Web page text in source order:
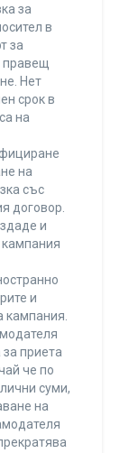
за
в
за
правещ
Нет
срок в
на
на
със
договор.
и
и
кампания.
приета
че по
суми,
на